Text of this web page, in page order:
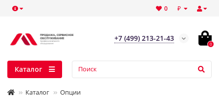
₽
0
+7 (499) 213-21-43
0
Каталог
Каталог Опции